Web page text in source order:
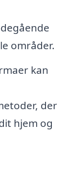
områder.
kan
der
hjem og